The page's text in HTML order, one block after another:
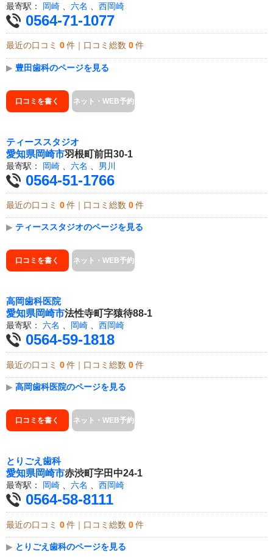
最寄駅： 岡崎 六名 西岡崎
0564-71-1077
最近の口コミ 0 件｜口コミ総数 0 件
▶ 豊田歯科のページを見る
口コミを書く ネット・WEB予約
ティーススタジオ
愛知県岡崎市羽根町前田30-1
最寄駅： 岡崎 六名 男川
0564-51-1766
最近の口コミ 0 件｜口コミ総数 0 件
▶ ティーススタジオのページを見る
口コミを書く ネット・WEB予約
高岡歯科医院
愛知県岡崎市法性寺町字猿待88-1
最寄駅： 六名 、 岡崎 、 西岡崎
0564-59-1818
最近の口コミ 0 件｜口コミ総数 0 件
▶ 高岡歯科医院のページを見る
口コミを書く ネット・WEB予約
とりごえ歯科
愛知県岡崎市赤渋町字田中24-1
最寄駅： 岡崎 六名 西岡崎
0564-58-8111
最近の口コミ 0 件｜口コミ総数 0 件
▶ とりごえ歯科のページを見る